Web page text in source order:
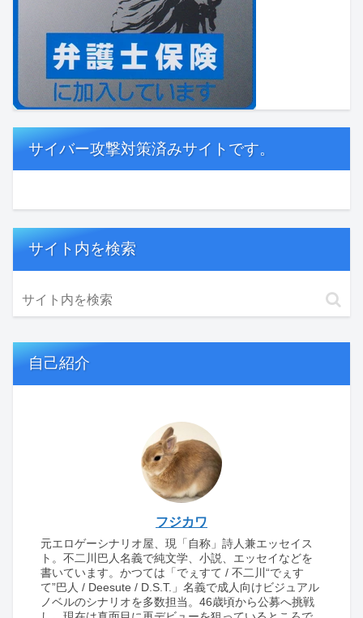
サイバー攻撃対策済みサイトです。
サイト内を検索
自己紹介
フジカワ
元エロゲーシナリオ屋、現「自称」詩人兼エッセイス
ト。不二川巴人名義で純文学、小説、エッセイなどを
書いています。かつては「でぇすて / 不二川“でぇす
て”巴人 / Deesute / D.S.T.」名義で成人向けビジュアル
ノベルのシナリオを多数担当。46歳頃から公募へ挑戦